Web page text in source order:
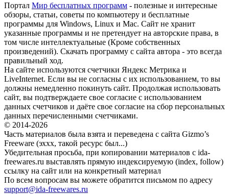
Портал Мир бесплатных программ - полезные и интересные
обзоры, статьи, советы по компьютеру и бесплатные
программы для Windows, Linux и Mac. Сайт не хранит
указанные программы и не претендует на авторские права, в
том числе интеллектуальные (Кроме собственных
произведений). Скачать программу с сайта автора - это всегда
правильный ход.
На сайте используются счетчики Яндекс Метрика и
LiveInternet. Если вы не согласны с их использованием, то вы
должны немедленно покинуть сайт. Продолжая использовать
сайт, вы подтверждаете свое согласие с использованием
данных счетчиков и даёте свое согласие на сбор персональных
данных перечисленными счетчиками.
© 2014-2026
Часть материалов была взята и переведена с сайта Gizmo’s
Freeware (эххх, такой ресурс был...)
Убедительная просьба, при копировании материалов с ida-
freewares.ru выставлять прямую индексируемую (index, follow)
ссылку на сайт или на конкретный материал
По всем вопросам вы можете обратится письмом по адресу
support@ida-freewares.ru